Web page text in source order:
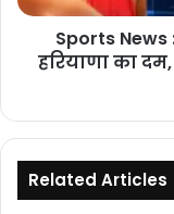
का
हिसार
मुक्केबाजों
भारतीय
Sports
हरियाणा का
Related Articles